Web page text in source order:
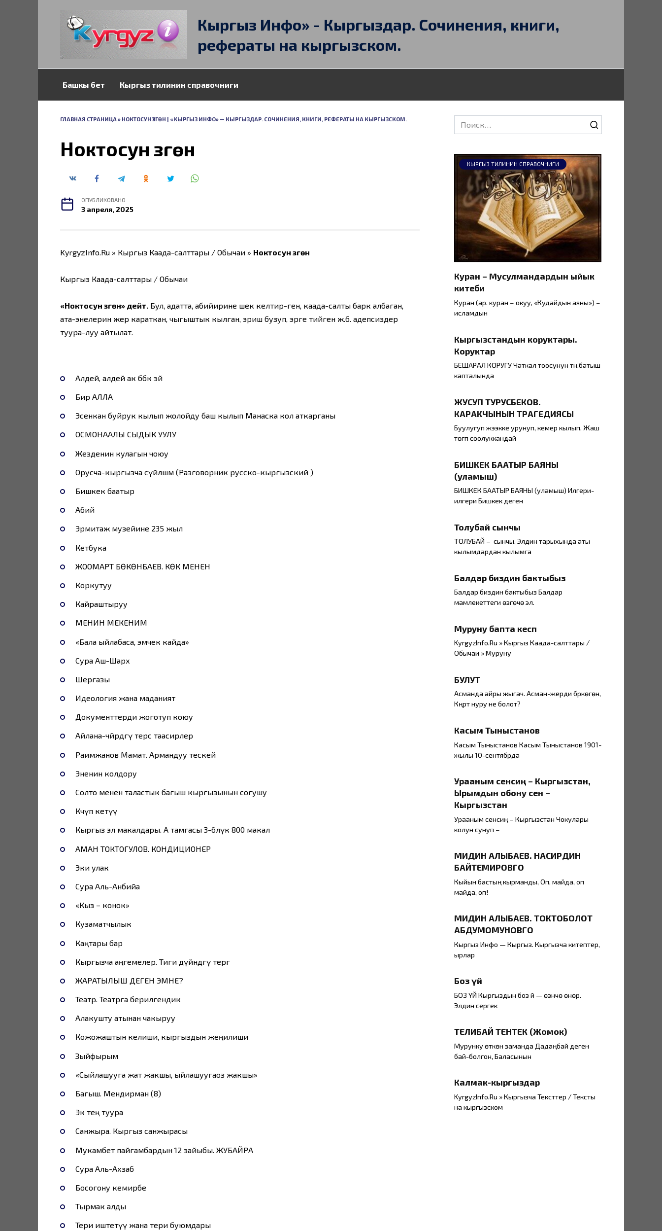
Кыргыз Инфо» - Кыргыздар. Сочинения, книги,
рефераты на кыргызском.
Башкы бет Кыргыз тилинин справочниги
ГЛАВНАЯ СТРАНИЦА» НОКТОСУН ҮЗГӨН | «КЫРГЫЗ ИНФО» — КЫРГЫЗДАР. СОЧИНЕНИЯ, КНИГИ, РЕФЕРАТЫ НА КЫРГЫЗСКОМ.
Ноктосун үзгөн
ОПУБЛИКОВАНО
3 апреля, 2025
KyrgyzInfo.Ru » Кыргыз Каада-салттары / Обычаи » Ноктосун үзгөн
Кыргыз Каада-салттары / Обычаи
«Ноктосун үзгөн» дейт. Бул, адатта, абийирине шек келтир-ген, каада-салты барк албаган,
ата-энелерин жер караткан, чыгыштык кылган, эриш бузуп, эрге тийген ж.б. адепсиздер
туура-луу айтылат.
Алдей, алдей ак бөбөк эй
Бир АЛЛА
Эсенкан буйрук кылып жолойду баш кылып Манаска кол аткарганы
ОСМОНААЛЫ СЫДЫК УУЛУ
Жезденин кулагын чоюу
Орусча-кыргызча сүйлөшмө (Разговорник русско-кыргызский )
Бишкек баатыр
Абий
Эрмитаж музейине 235 жыл
Кетбука
ЖООМАРТ БӨКӨНБАЕВ. КӨК МЕНЕН
Коркутуу
Кайраштыруу
МЕНИН МЕКЕНИМ
«Бала ыйлабаса, эмчек кайда»
Сура Аш-Шарх
Шергазы
Идеология жана маданият
Документтерди жоготуп коюу
Айлана-чөйрөдөгү терс таасирлер
Раимжанов Мамат. Армандуу тескей
Эненин колдору
Cолто менен таластык багыш кыргызынын согушу
Көчүп кетүү
Кыргыз эл макалдары. А тамгасы 3-бөлүк 800 макал
АМАН ТОКТОГУЛОВ. КОНДИЦИОНЕР
Эки улак
Сура Аль-Анбийа
«Кыз – конок»
Кузаматчылык
Каңтары бар
Кыргызча аңгемелер. Тиги дүйнөдөгү тергөө
ЖАРАТЫЛЫШ ДЕГЕН ЭМНЕ?
Театр. Театрга берилгендик
Алакушту атынан чакыруу
Кожожаштын келиши, кыргыздын жеңилиши
Зыйфырым
«Сыйлашууга жат жакшы, ыйлашуугаоз жакшы»
Багыш. Мендирман (8)
Экөө тең туура
Санжыра. Кыргыз санжырасы
Мукамбет пайгамбардын 12 зайыбы. ЖУБАЙРА
Сура Аль-Ахзаб
Босогону кемирбе
Тырмак алды
Тери иштетүү жана тери буюмдары
Search
for:
КЫРГЫЗ ТИЛИНИН СПРАВОЧНИГИ
Куран – Мусулмандардын ыйык
китеби
Куран (ар. куран – окуу, «Кудайдын аяны») –
исламдын
Кыргызстандын коруктары.
Коруктар
БЕШАРАЛ КОРУГУ Чаткал тоосунун түн.батыш
капталында
ЖУСУП ТУРУСБЕКОВ.
КАРАКЧЫНЫН ТРАГЕДИЯСЫ
Буулугуп жээкке урунуп, кемер кылып, Жаш
төгүп соолуккандай
БИШКЕК БААТЫР БАЯНЫ
(уламыш)
БИШКЕК БААТЫР БАЯНЫ (уламыш) Илгери-
илгери Бишкек деген
Толубай сынчы
ТОЛУБАЙ – сынчы. Элдин тарыхында аты
кылымдардан кылымга
Балдар биздин бактыбыз
Балдар биздин бактыбыз Балдар
мамлекеттеги өзгөчө эл.
Муруну бапта кеспөө
KyrgyzInfo.Ru » Кыргыз Каада-салттары /
Обычаи » Муруну
БУЛУТ
Асманда айры жыгач. Асман-жерди бүркөгөн,
Күңүрт нуру не болот?
Касым Тыныстанов
Касым Тыныстанов Касым Тыныстанов 1901-
жылы 10-сентябрда
Урааным сенсиң – Кыргызстан,
Ырымдын обону сен –
Кыргызстан
Урааным сенсиң – Кыргызстан Чокулары
колун сунуп –
МИДИН АЛЫБАЕВ. НАСИРДИН
БАЙТЕМИРОВГО
Кыйын бастың кырманды, Оп, майда, оп
майда, оп!
МИДИН АЛЫБАЕВ. ТОКТОБОЛОТ
АБДУМОМУНОВГО
Кыргыз Инфо — Кыргыз. Кыргызча китептер,
ырлар
Боз үй
БОЗ ҮЙ Кыргыздын боз үйү — өзүнчө өнөр.
Элдин сергек
ТЕЛИБАЙ ТЕНТЕК (Жомок)
Мурунку өткөн заманда Дадаңбай деген
бай-болгон, Баласынын
Калмак-кыргыздар
KyrgyzInfo.Ru » Кыргызча Тексттер / Тексты
на кыргызском